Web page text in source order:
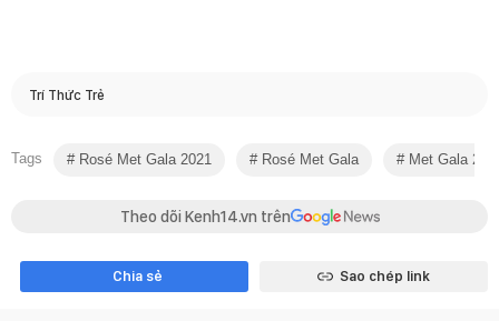
Trí Thức Trẻ
Tags Rosé Met Gala 2021 Rosé Met Gala Met Gala
Theo dõi Kenh14.vn trên
Chia sẻ Sao chép link